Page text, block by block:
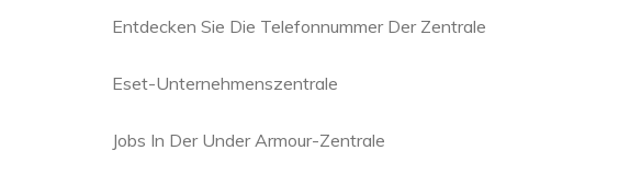
Entdecken Sie Die Telefonnummer Der Zentrale
Eset-Unternehmenszentrale
Jobs In Der Under Armour-Zentrale